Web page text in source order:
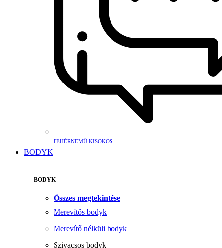
FEHÉRNEMŰ KISOKOS
BODYK
BODYK
Összes megtekintése
Merevítős bodyk
Merevítő nélküli bodyk
Szivacsos bodyk